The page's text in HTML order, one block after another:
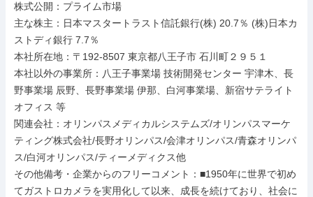
株式公開：プライム市場
主な株主：日本マスタートラスト信託銀行(株) 20.7％ (株)日本カ
ストディ銀行 7.7％
本社所在地：〒192-8507 東京都八王子市 石川町２９５１
本社以外の事業所：八王子事業場 技術開発センター 宇津木、長
野事業場 辰野、長野事業場 伊那、白河事業場、新宿サテライト
オフィス 等
関連会社：オリンパスメディカルシステムズ/オリンパスマーケ
ティング株式会社/長野オリンパス/会津オリンパス/青森オリンパ
ス/白河オリンパス/ティーメディクス他
その他備考・企業からのフリーコメント：■1950年に世界で初め
てガストロカメラを実用化して以来、成長を続けており、社会に